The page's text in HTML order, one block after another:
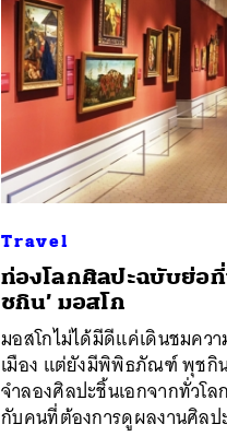
Travel
ท่องโลกศิลปะฉบับย่
ชกิน’ มอสโก
มอสโกไม่ได้มีดีแค่เดินชมคว
เมือง แต่ยังมีพิพิธภัณฑ์ พุชกิ
จำลองศิลปะชิ้นเอกจากทั่วโล
กับคนที่ต้องการดูผลงานศิลป